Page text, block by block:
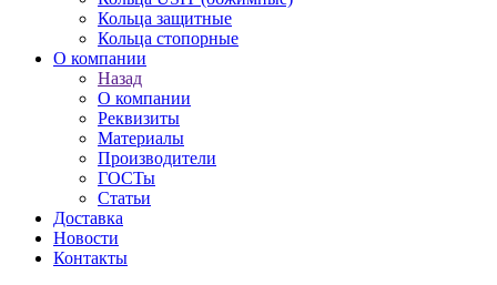
Кольца защитные
Кольца стопорные
О компании
Назад
О компании
Реквизиты
Материалы
Производители
ГОСТы
Статьи
Доставка
Новости
Контакты